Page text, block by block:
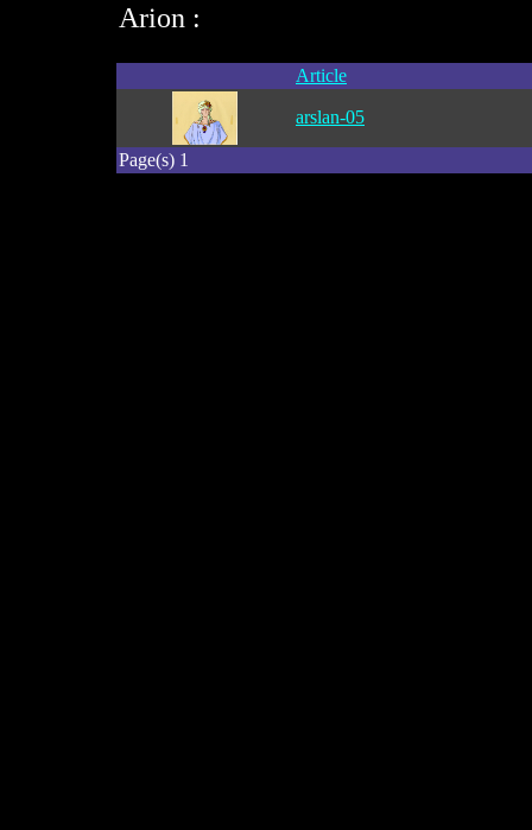
Arion :
Article
arslan-05
Page(s) 1